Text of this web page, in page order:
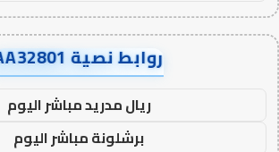
روابط نصية AA32801
ريال مدريد مباشر اليوم
برشلونة مباشر اليوم